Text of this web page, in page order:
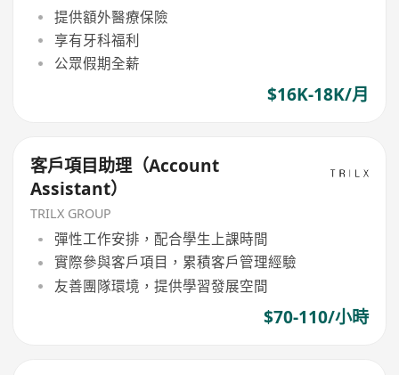
提供額外醫療保險
享有牙科福利
公眾假期全薪
$16K-18K/月
客戶項目助理（Account
Assistant）
TRILX GROUP
彈性工作安排，配合學生上課時間
實際參與客戶項目，累積客戶管理經驗
友善團隊環境，提供學習發展空間
$70-110/小時